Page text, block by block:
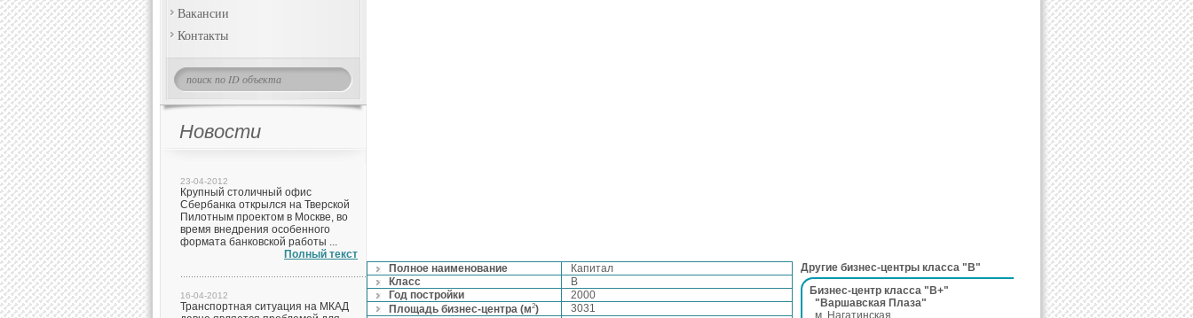
Вакансии
Контакты
Новости
23-04-2012
Крупный столичный офис
Сбербанка открылся на Тверской
Пилотным проектом в Москве, во
время внедрения особенного
формата банковской работы ...
Полный текст
16-04-2012
Транспортная ситуация на МКАД
Полное наименование
Капитал
Класс
B
Год постройки
2000
Площадь бизнес-центра (м2)
3031
Другие бизнес-центры класса "B"
Бизнес-центр класса "B+"
"Варшавская Плаза"
м. Нагатинская